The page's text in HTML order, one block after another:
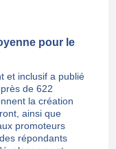
pour le
et inclusif a publié
de 622
la création
ainsi que
promoteurs
répondants